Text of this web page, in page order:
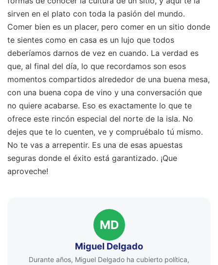
sirven en el plato con toda la pasión del mundo.
Comer bien es un placer, pero comer en un sitio donde
te sientes como en casa es un lujo que todos
deberíamos darnos de vez en cuando. La verdad es
que, al final del día, lo que recordamos son esos
momentos compartidos alrededor de una buena mesa,
con una buena copa de vino y una conversación que
no quiere acabarse. Eso es exactamente lo que te
ofrece este rincón especial del norte de la isla. No
dejes que te lo cuenten, ve y compruébalo tú mismo.
No te vas a arrepentir. Es una de esas apuestas
seguras donde el éxito está garantizado. ¡Que
aproveche!
MD
Miguel Delgado
Durante años, Miguel Delgado ha cubierto política,